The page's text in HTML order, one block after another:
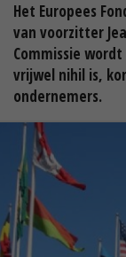
Het Europees
van voorzitter
Commissie
vrijwel nihil is,
ondernemers.